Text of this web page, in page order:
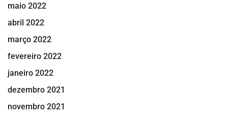
maio 2022
abril 2022
março 2022
fevereiro 2022
janeiro 2022
dezembro 2021
novembro 2021